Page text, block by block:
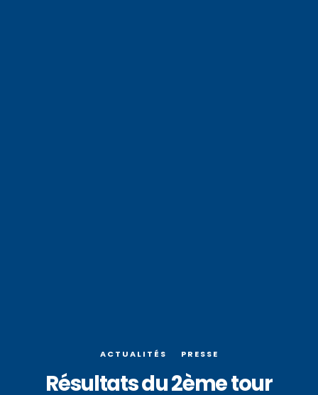
ACTUALITÉS PRESSE
Résultats du 2ème tour